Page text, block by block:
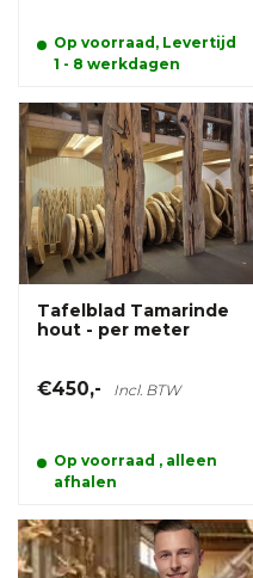
Op voorraad, Levertijd
1 - 8 werkdagen
Tafelblad Tamarinde
hout - per meter
€450,- Incl. BTW
Op voorraad , alleen
afhalen